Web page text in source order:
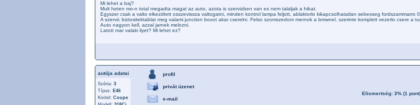
Mi lehet a baj?
Mult heten mo-n total megadta magat az auto, azota is szervizben van es nem talaljak a hibat.
Egyszer csak a valto elkezdtett osszevissza valtogatni, minden kontrol lampa feljott, ablaktorlo kikapcsolhatatlan sebesseg fordszammarro
A szervic biztositektablat meg valami junction boxot akar cserelni. Felso szomszedom mernok a bmwnel, szerinte komplett vezerlo csere a
Auto nagyon kell, azzal jarnek melozni.
Latott mar valaki ilyet? Mi lehet ez?
autója adatai
Széria: 3
Típus: E46
Kivitel: Coupe
profil
privát üzenet
e-mail
Elismertség: 3% (1